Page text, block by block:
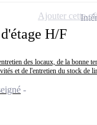
H/F
des locaux, de la bonne
et de l'entretien du stock de
Ajouter cette